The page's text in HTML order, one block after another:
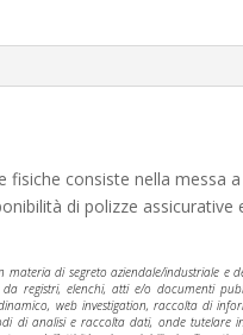
consiste nella messa
di polizze
di segreto aziendale/industriale e
registri, elenchi, atti e/o documenti
web investigation, raccolta di
di analisi e raccolta dati, onde tutelare